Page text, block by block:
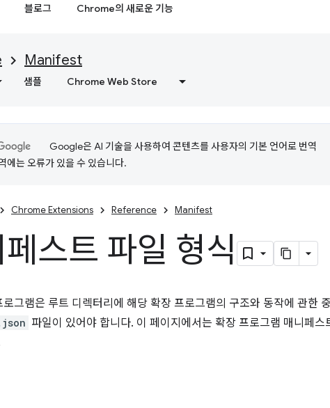
블로그 Chrome의 새로운 기능
Manifest
샘플 Chrome Web Store
Google은 AI 기술을 사용하여 콘텐츠를 사용자의 기본 언어로 번역
에는 오류가 있을 수 있습니다.
Chrome Extensions Reference Manifest
스트 파일 형식
그램은 루트 디렉터리에 해당 확장 프로그램의 구조와 동작에 관한
파일이 있어야 합니다. 이 페이지에서는 확장 프로그램 매니페